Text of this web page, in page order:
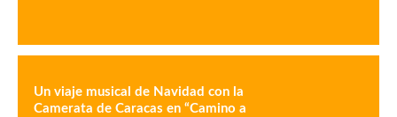
Un viaje musical de Navidad con la
Camerata de Caracas en “Camino a